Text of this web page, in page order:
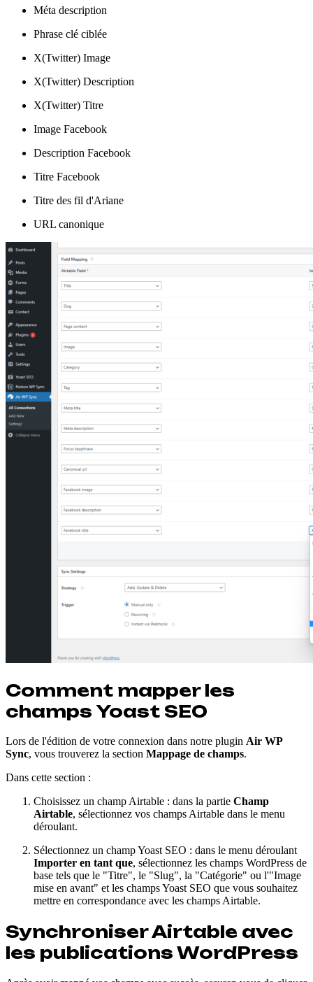
Méta description
Phrase clé ciblée
X(Twitter) Image
X(Twitter) Description
X(Twitter) Titre
Image Facebook
Description Facebook
Titre Facebook
Titre des fil d'Ariane
URL canonique
Comment mapper les
champs Yoast SEO
Lors de l'édition de votre connexion dans notre plugin Air WP
Sync, vous trouverez la section Mappage de champs.
Dans cette section :
Choisissez un champ Airtable : dans la partie Champ
Airtable, sélectionnez vos champs Airtable dans le menu
déroulant.
Sélectionnez un champ Yoast SEO : dans le menu déroulant
Importer en tant que, sélectionnez les champs WordPress de
base tels que le "Titre", le "Slug", la "Catégorie" ou l'"Image
mise en avant" et les champs Yoast SEO que vous souhaitez
mettre en correspondance avec les champs Airtable.
Synchroniser Airtable avec
les publications WordPress